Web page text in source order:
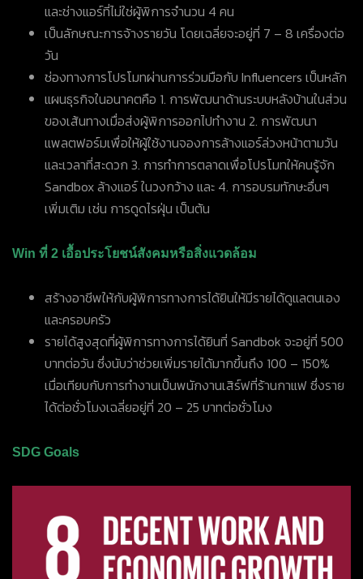
และช่างแอร์ที่ไม่ใช่ผู้พิการจำนวน 4 คน
เป็นลักษณะการจ้างรายวัน โดยเฉลี่ยจะอยู่ที่ 7 – 8 เครื่องต่อ
วัน
ช่องทางการโปรโมทผ่านการร่วมมือกับ Influencers เป็นหลัก
แผนธุรกิจในอนาคตคือ 1. การพัฒนาด้านระบบหลังบ้านในส่วน
ของเส้นทางเมื่อส่งผู้พิการออกไปทำงาน 2. การพัฒนา
แพลตฟอร์มเพื่อให้ผู้ใช้งานจองการล้างแอร์ล่วงหน้าตามวัน
และเวลาที่สะดวก 3. การทำการตลาดเพื่อโปรโมทให้คนรู้จัก
Sandboxล้างแอร์ ในวงกว้าง และ 4. การอบรมทักษะอื่นๆ
เพิ่มเติม เช่น การดูดไรฝุ่น เป็นต้น
Win ที่ 2 เอื้อประโยชน์สังคมหรือสิ่งแวดล้อม
สร้างอาชีพให้กับผู้พิการทางการได้ยินให้มีรายได้ดูแลตนเอง
และครอบครัว
รายได้สูงสุดที่ผู้พิการทางการได้ยินที่ Sandbok จะอยู่ที่ 500
บาทต่อวัน ซึ่งนับว่าช่วยเพิ่มรายได้มากขึ้นถึง 100 – 150%
เมื่อเทียบกับการทำงานเป็นพนักงานเสิร์ฟที่ร้านกาแฟ ซึ่งราย
ได้ต่อชั่วโมงเฉลี่ยอยู่ที่ 20 – 25 บาทต่อชั่วโมง
SDG Goals